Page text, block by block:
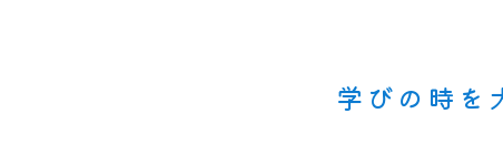
学びの時